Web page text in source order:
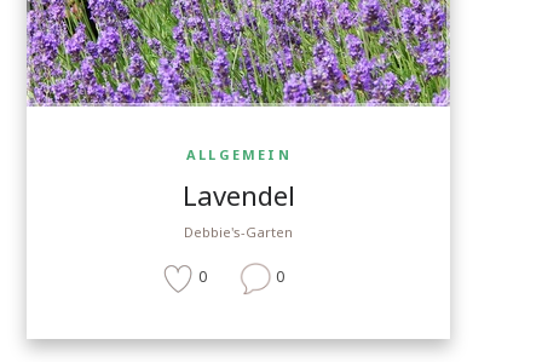
ALLGEMEIN
Lavendel
Debbie's-Garten
0 0